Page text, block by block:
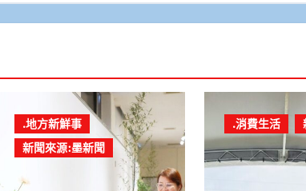
.地方新鮮事
新聞來源:墨新聞
.消費生活